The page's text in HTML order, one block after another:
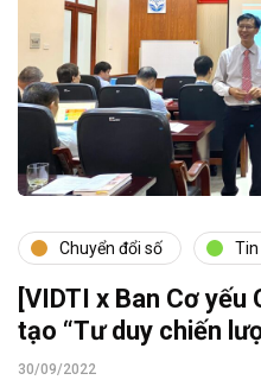
Chuyển đổi số Tin
[VIDTI x Ban Cơ yếu
tạo “Tư duy chiến
“Quản trị chương
30/09/2022